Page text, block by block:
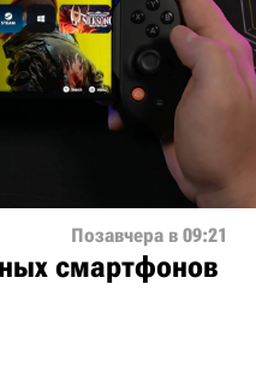
Позавчера в 09:21
смартфонов